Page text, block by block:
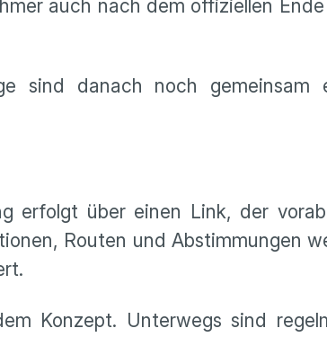
auch nach dem offiziellen
sind danach noch gemeinsam
erfolgt über einen Link, der
Routen und Abstimmungen
Konzept. Unterwegs sind